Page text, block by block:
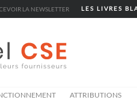
LA NEWSLETTER LES LIVRES
ATTRIBUTIONS